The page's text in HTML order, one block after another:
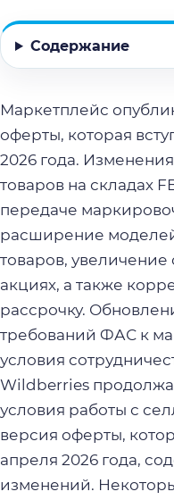
Содержание
Маркетплейс
оферты, которая
2026 года.
товаров на складах
передаче
расширение
товаров,
акциях, а также
рассрочку.
требований ФАС к
условия
Wildberries
условия работы с
версия оферты,
апреля 2026 года,
изменений.